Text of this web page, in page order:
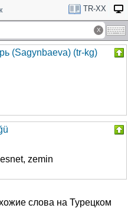
TR-XX
(Sagynbaeva) (tr-kg)
zemin
слова на Турецком